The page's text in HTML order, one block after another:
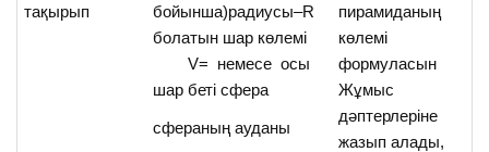
тақырып
бойынша)радиусы–R
болатын шар көлемі
V= немесе осы
шар беті сфера
сфераның ауданы
пирамиданың
көлемі
формуласын
Жұмыс
дәптерлеріне
жазып алады,